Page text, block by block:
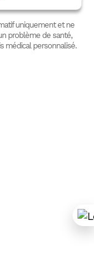
uniquement et ne
problème de santé,
médical personnalisé.